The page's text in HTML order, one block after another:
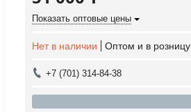
Показать оптовые цены
Нет в наличии Оптом и в розницу
+7 (701) 314-84-38